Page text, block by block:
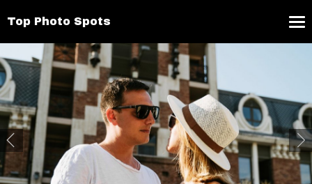
Top Photo Spots